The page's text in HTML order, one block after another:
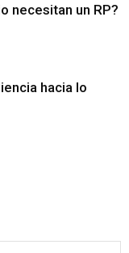
necesitan un RP?
hacia lo